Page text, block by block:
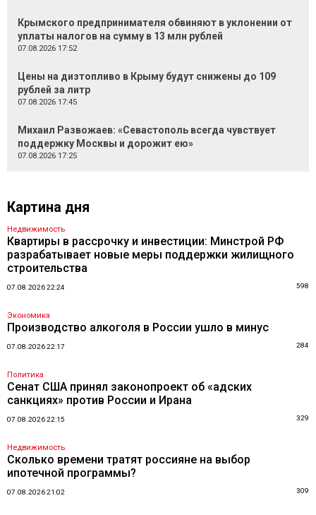
Крымского предпринимателя обвиняют в уклонении от
уплаты налогов на сумму в 13 млн рублей
07.08.2026 17:52
Цены на дизтопливо в Крыму будут снижены до 109
рублей за литр
07.08.2026 17:45
Михаил Развожаев: «Севастополь всегда чувствует
поддержку Москвы и дорожит ею»
07.08.2026 17:25
Картина дня
Недвижимость
Квартиры в рассрочку и инвестиции: Минстрой РФ
разрабатывает новые меры поддержки жилищного
строительства
07.08.2026 22:24 598
Экономика
Производство алкоголя в России ушло в минус
07.08.2026 22:17 284
Политика
Сенат США принял законопроект об «адских
санкциях» против России и Ирана
07.08.2026 22:15 329
Недвижимость
Сколько времени тратят россияне на выбор
ипотечной программы?
07.08.2026 21:02 309